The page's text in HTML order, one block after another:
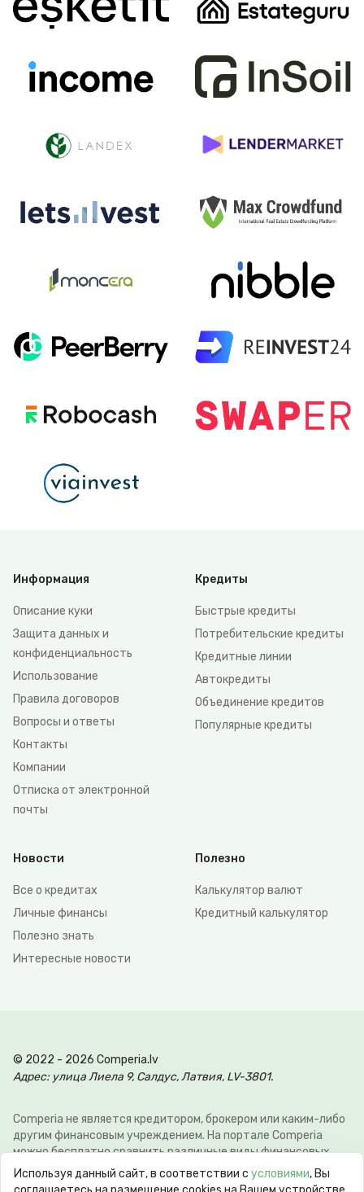
Информация
Описание куки
Защита данных и
конфиденциальность
Использование
Правила договоров
Вопросы и ответы
Контакты
Компании
Отписка от электронной
почты
Кредиты
Быстрые кредиты
Потребительские кредиты
Кредитные линии
Автокредиты
Объединение кредитов
Популярные кредиты
Новости
Все о кредитах
Личные финансы
Полезно знать
Интересные новости
Полезно
Калькулятор валют
Кредитный калькулятор
© 2022 - 2026 Comperia.lv
Адрес: улица Лиела 9, Салдус, Латвия, LV-3801.
Comperia не является кредитором, брокером или каким-либо
другим финансовым учреждением. На портале Comperia
можно бесплатно сравнить различные виды финансовых
услуг, для того что-бы клиент мог сэкономить свое время и
деньги. Э-почта:info@comperia.lv. Пример расчёта: при
Используя данный сайт, в соответствии с условиями, Вы